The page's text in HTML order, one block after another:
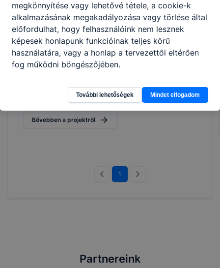
Bővebben a projektről
Erasmus+ 2023-1-HU01-KA121-VET-
000124439 - Tanári mobilitás
2024.10.21-27 között Platamon városában tanári
Bővebben a projektről
1
Partnereink
megkönnyítése vagy lehetővé tétele, a cookie-k
alkalmazásának megakadályozása vagy törlése által
előfordulhat, hogy felhasználóink nem lesznek
képesek honlapunk funkcióinak teljes körű
használatára, vagy a honlap a tervezettől eltérően
fog működni böngészőjében.
További lehetőségek Mindet elfogadom